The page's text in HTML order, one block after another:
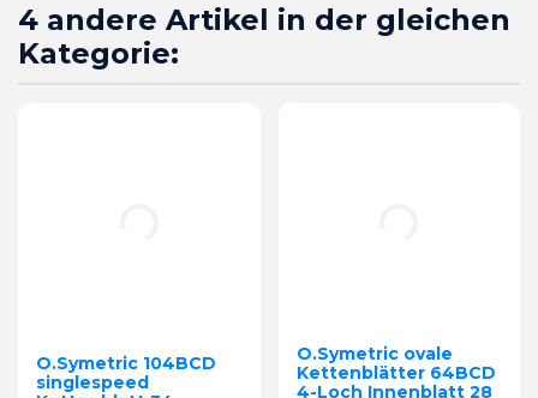
4 andere Artikel in der gleichen
Kategorie:
O.Symetric 104BCD
singlespeed
O.Symetric ovale
Kettenblätter 64BCD
4-Loch Innenblatt 28